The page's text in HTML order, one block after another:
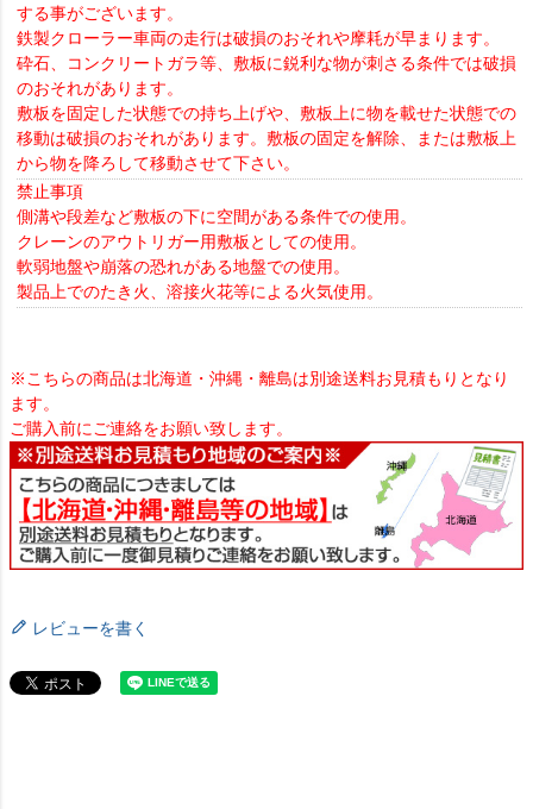
する事がございます。
鉄製クローラー車両の走行は破損のおそれや摩耗が早まります。
砕石、コンクリートガラ等、敷板に鋭利な物が刺さる条件では破損
のおそれがあります。
敷板を固定した状態での持ち上げや、敷板上に物を載せた状態での
移動は破損のおそれがあります。敷板の固定を解除、または敷板上
から物を降ろして移動させて下さい。
禁止事項
側溝や段差など敷板の下に空間がある条件での使用。
クレーンのアウトリガー用敷板としての使用。
軟弱地盤や崩落の恐れがある地盤での使用。
製品上でのたき火、溶接火花等による火気使用。
※こちらの商品は北海道・沖縄・離島は別途送料お見積もりとなり
ます。
ご購入前にご連絡をお願い致します。
レビューを書く